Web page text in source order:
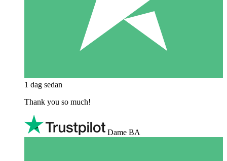
1 dag sedan
Thank you so much!
Dame BA